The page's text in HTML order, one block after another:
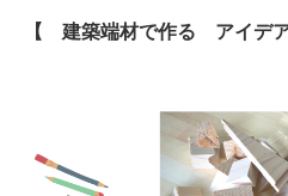
【 建築端材で作る アイデ